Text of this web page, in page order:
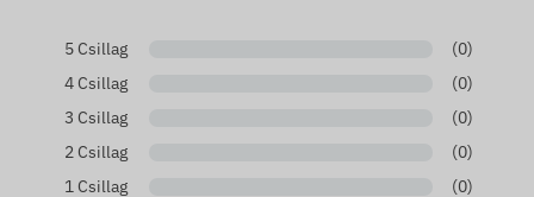
FB144/FB244 GPS készülékek nagykapacitású
csereakkumulátora.
csatlakozót használó telematikai eszközök.
Beépített nyomkövetők, IoT egységek és ipari
5 Csillag
(0)
4 Csillag
(0)
3 Csillag
(0)
2 Csillag
(0)
1 Csillag
(0)